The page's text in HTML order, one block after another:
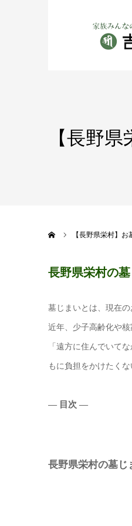
【長野
【長野県栄村】
長野県栄村の
墓じまいとは、現在
近年、少子高齢化や
「遠方に住んでいて
もに負担をかけたく
― 目次 ―
長野県栄村の墓じ